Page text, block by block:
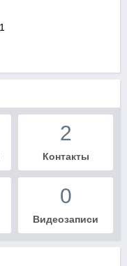
2
Контакты
0
Видеозаписи